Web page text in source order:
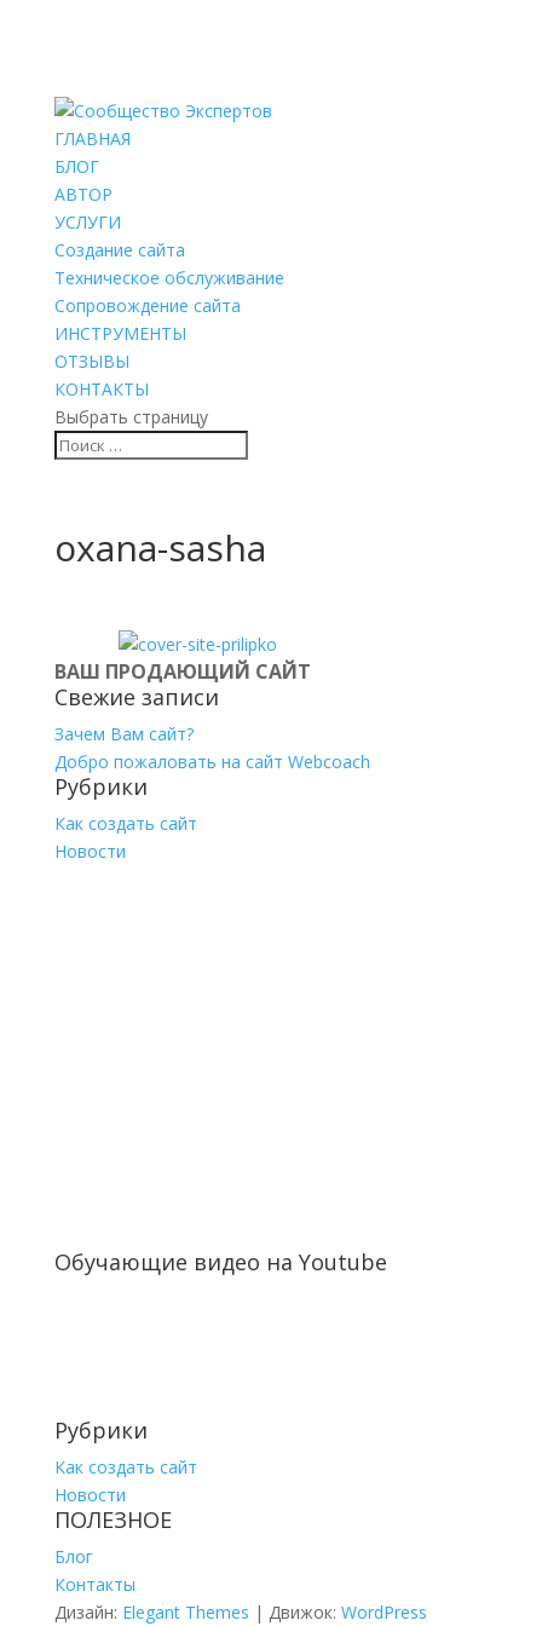
ГЛАВНАЯ
БЛОГ
АВТОР
УСЛУГИ
Создание сайта
Техническое обслуживание
Сопровождение сайта
ИНСТРУМЕНТЫ
ОТЗЫВЫ
КОНТАКТЫ
Выбрать страницу
oxana-sasha
ВАШ ПРОДАЮЩИЙ САЙТ
Свежие записи
Зачем Вам сайт?
Добро пожаловать на сайт Webcoach
Рубрики
Как создать сайт
Новости
Обучающие видео на Youtube
Рубрики
Как создать сайт
Новости
ПОЛЕЗНОЕ
Блог
Контакты
Дизайн: Elegant Themes | Движок: WordPress